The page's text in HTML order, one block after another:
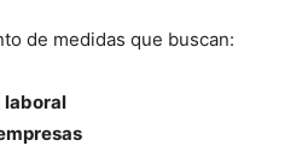
de medidas que buscan:
laboral